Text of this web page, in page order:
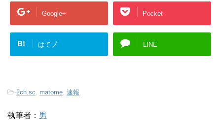
Google+ Pocket
B! はてブ LINE
-2ch.sc matome 速報
執筆者： 男